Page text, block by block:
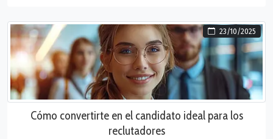
23/10/2025
Cómo convertirte en el candidato ideal para los
reclutadores